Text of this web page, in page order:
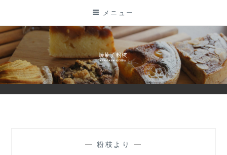
テ
ン
ツ
に
メニュー
— 粉枝より —